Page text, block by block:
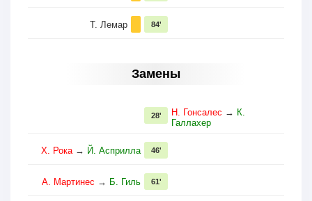
Т. Лемар 84'
Замены
Н. Гонсалес → К.
Галлахер
28'
Х. Рока→ Й. Асприлла 46'
А. Мартинес → Б. Гиль 61'